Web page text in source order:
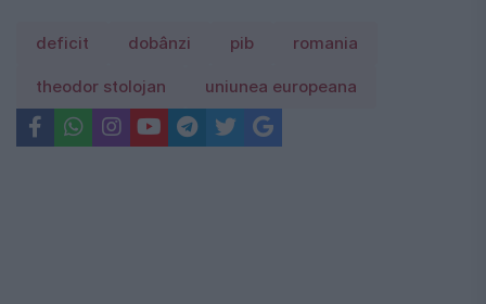
deficit dobânzi pib romania
theodor stolojan uniunea europeana